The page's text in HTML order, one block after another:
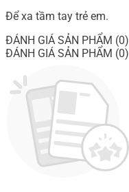
Để xa tầm tay trẻ em.
ĐÁNH GIÁ SẢN PHẨM (0)
ĐÁNH GIÁ SẢN PHẨM (0)